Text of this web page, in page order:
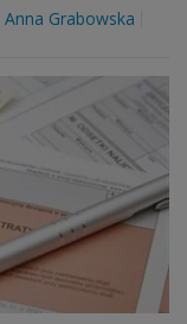
Anna Grabowska